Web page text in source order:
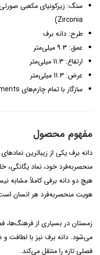
Zirconia)
طرح: دانه برف
عمق: 9.3 میلی‌متر
ارتفاع: 11.3 میلی‌متر
عرض: 11.3 میلی‌متر
سازگار با تمام چارم‌های Pandora Moments
مفهوم محصول
دانه برف یکی از زیباترین
منحصربه‌فرد خود، نماد
هیچ دو دانه برفی کاملاً مشابه
هویت منحصربه‌فرد هر انسان
زمستان در بسیاری از فرهنگ‌ها،
می‌شود. دانه برف نیز با لطافت
فصلی تازه را منتقل می‌کند.